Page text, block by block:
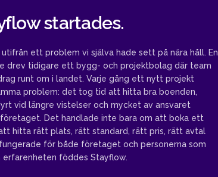
startades.
ett problem vi själva hade sett på nära håll. En
drev tidigare ett bygg- och projektbolag där team
runt om i landet. Varje gång ett nytt projekt
problem: det tog tid att hitta bra boenden,
vid längre vistelser och mycket av ansvaret
Det handlade inte bara om att boka ett
hitta rätt plats, rätt standard, rätt pris, rätt avtal
för både företaget och personerna som
erfarenheten föddes Stayflow.